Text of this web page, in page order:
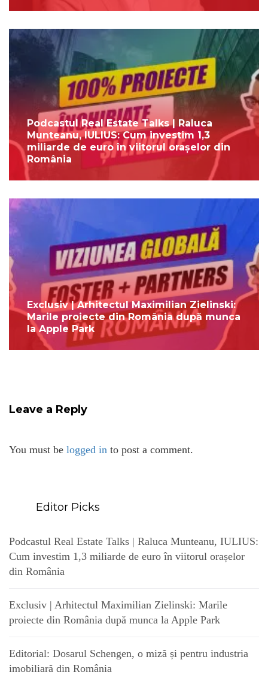
Podcastul Real Estate Talks | Raluca
Munteanu, IULIUS: Cum investim 1,3
miliarde de euro în viitorul orașelor din
România
Exclusiv | Arhitectul Maximilian Zielinski:
Marile proiecte din România după munca
la Apple Park
Leave a Reply
You must be logged in to post a comment.
Editor Picks
Podcastul Real Estate Talks | Raluca Munteanu, IULIUS:
Cum investim 1,3 miliarde de euro în viitorul orașelor
din România
Exclusiv | Arhitectul Maximilian Zielinski: Marile
proiecte din România după munca la Apple Park
Editorial: Dosarul Schengen, o miză și pentru industria
imobiliară din România